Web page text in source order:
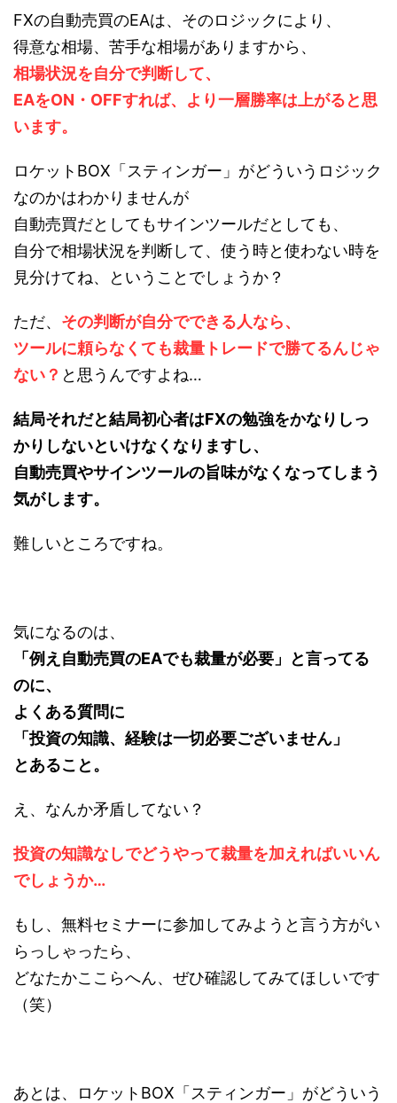
FXの自動売買のEAは、そのロジックにより、
得意な相場、苦手な相場がありますから、
相場状況を自分で判断して、
EAをON・OFFすれば、より一層勝率は上がると思
います。
ロケットBOX「スティンガー」がどういうロジック
なのかはわかりませんが
自動売買だとしてもサインツールだとしても、
自分で相場状況を判断して、使う時と使わない時を
見分けてね、ということでしょうか？
ただ、 その判断が自分でできる人なら、
ツールに頼らなくても裁量トレードで勝てるんじゃ
ない？ と思うんですよね…
結局それだと結局初心者はFXの勉強をかなりしっ
かりしないといけなくなりますし、
自動売買やサインツールの旨味がなくなってしまう
気がします。
難しいところですね。
気になるのは、
「例え自動売買のEAでも裁量が必要」と言ってる
のに、
よくある質問に
「投資の知識、経験は一切必要ございません」
とあること。
え、なんか矛盾してない？
投資の知識なしでどうやって裁量を加えればいいん
でしょうか…
もし、無料セミナーに参加してみようと言う方がい
らっしゃったら、
どなたかここらへん、ぜひ確認してみてほしいです
（笑）
あとは、ロケットBOX「スティンガー」がどういう